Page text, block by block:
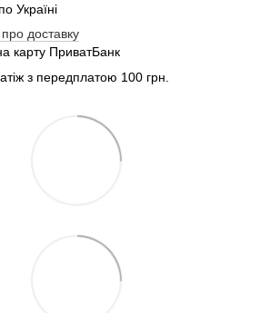
Україні
доставку
карту ПриватБанк
з передплатою 100 грн.